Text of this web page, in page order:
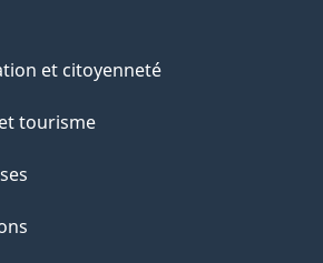
et citoyenneté
tourisme